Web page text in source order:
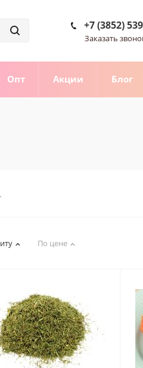
+7 (3852)
Заказать
Опт Акции Блог
По цене